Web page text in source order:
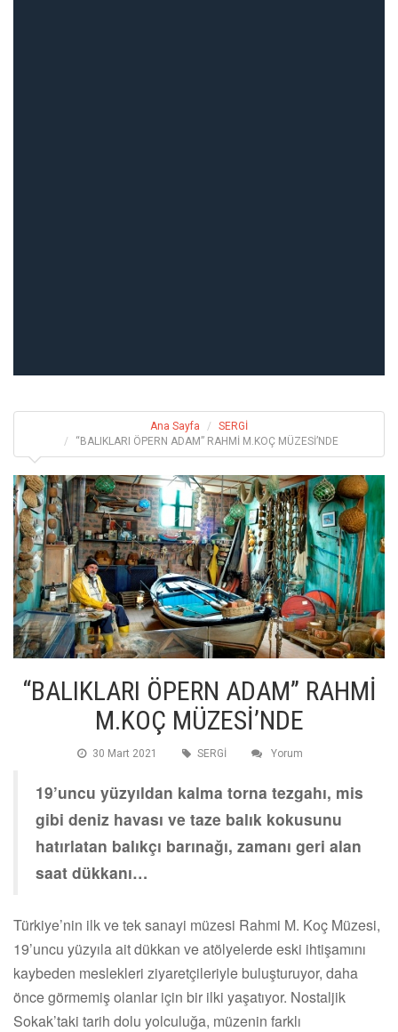
Ana Sayfa
SERGİ
“BALIKLARI ÖPERN ADAM” RAHMİ M.KOÇ MÜZESİ’NDE
“BALIKLARI ÖPERN ADAM” RAHMİ
M.KOÇ MÜZESİ’NDE
30 Mart 2021 SERGİ Yorum
19’uncu yüzyıldan kalma torna tezgahı, mis
gibi deniz havası ve taze balık kokusunu
hatırlatan balıkçı barınağı, zamanı geri alan
saat dükkanı…
Türkiye’nin ilk ve tek sanayi müzesi Rahmi M. Koç Müzesi,
19’uncu yüzyıla ait dükkan ve atölyelerde eski ihtişamını
kaybeden meslekleri ziyaretçileriyle buluşturuyor, daha
önce görmemiş olanlar için bir ilki yaşatıyor. Nostaljik
Sokak’taki tarih dolu yolculuğa, müzenin farklı